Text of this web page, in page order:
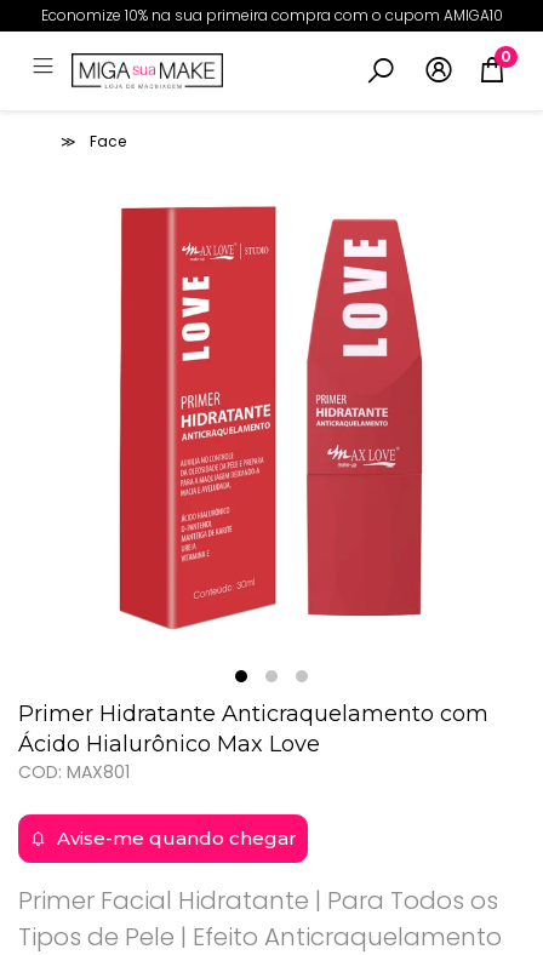
Economize 10% na sua primeira compra com o cupom AMIGA10
0
Face
Primer Hidratante Anticraquelamento com
Ácido Hialurônico Max Love
COD: MAX801
Avise-me quando chegar
Primer Facial Hidratante | Para Todos os
Tipos de Pele | Efeito Anticraquelamento